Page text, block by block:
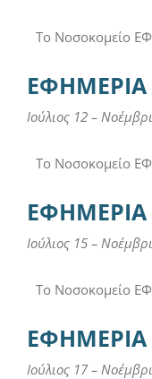
Το Νοσοκομείο
ΕΦΗΜΕΡΙΑ
Ιούλιος 12 –
Το Νοσοκομείο
ΕΦΗΜΕΡΙΑ
Ιούλιος 15 –
Το Νοσοκομείο
ΕΦΗΜΕΡΙΑ
Ιούλιος 17–